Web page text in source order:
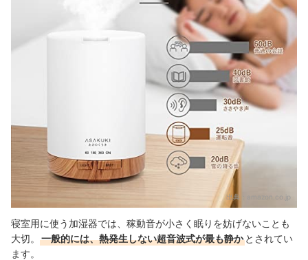
出典： amazon.co.jp
寝室用に使う加湿器では、稼動音が小さく眠りを妨げないことも
大切。
一般的には、熱発生しない超音波式が最も静か とされてい
ます。